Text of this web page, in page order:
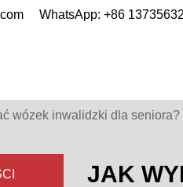
WhatsApp: +86
wózek inwalidzki dla seniora?
JAK